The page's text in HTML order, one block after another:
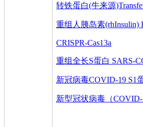
转铁蛋白(牛来源
重组人胰岛素(rhInsulin)
CRISPR-Cas13a
重组全长S蛋白 SARS-
新冠病毒COVID-19 S1
新型冠状病毒（COVID-